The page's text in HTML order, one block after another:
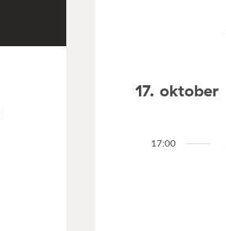
17. oktober
17:00